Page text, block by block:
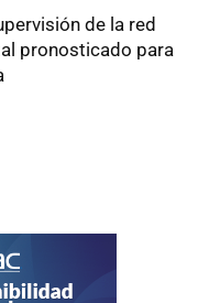
de la red
pronosticado para